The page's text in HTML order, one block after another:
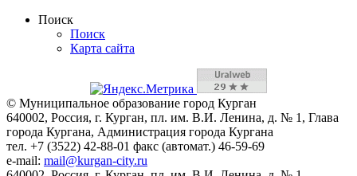
Поиск
Поиск
Карта сайта
© Муниципальное образование город Курган
640002, Россия, г. Курган, пл. им. В.И. Ленина, д. № 1, Глава
города Кургана, Администрация города Кургана
тел. +7 (3522) 42-88-01 факс (автомат.) 46-59-69
e-mail: mail@kurgan-city.ru